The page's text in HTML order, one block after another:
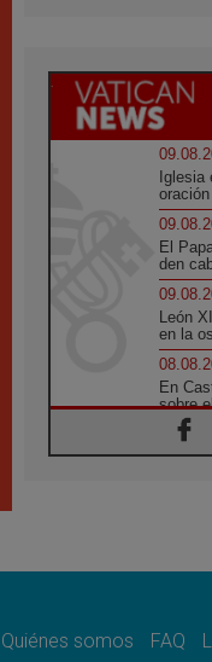
El
den
León
en la
En
sobre
En
Quiénes somos FAQ